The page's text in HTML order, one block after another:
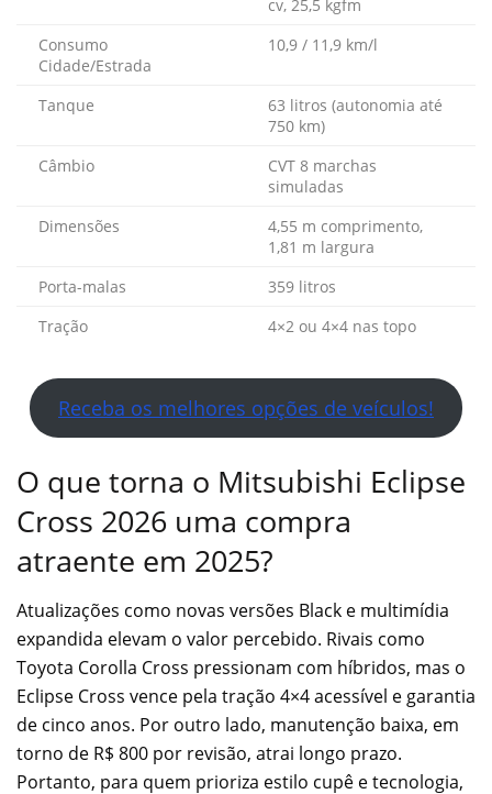
cv, 25,5 kgfm
Consumo
Cidade/Estrada
10,9 / 11,9 km/l
Tanque
63 litros (autonomia até
750 km)
Câmbio
CVT 8 marchas
simuladas
Dimensões
4,55 m comprimento,
1,81 m largura
Porta-malas
359 litros
Tração
4×2 ou 4×4 nas topo
Receba os melhores opções de veículos!
O que torna o Mitsubishi Eclipse
Cross 2026 uma compra
atraente em 2025?
Atualizações como novas versões Black e multimídia
expandida elevam o valor percebido. Rivais como
Toyota Corolla Cross pressionam com híbridos, mas o
Eclipse Cross vence pela tração 4×4 acessível e garantia
de cinco anos. Por outro lado, manutenção baixa, em
torno de R$ 800 por revisão, atrai longo prazo.
Portanto, para quem prioriza estilo cupê e tecnologia,